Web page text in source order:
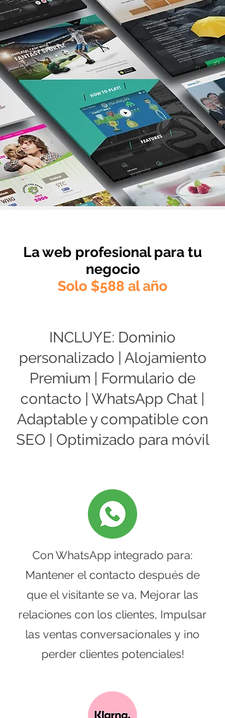
La web profesional para tu
negocio
Solo $588 al año
INCLUYE: Dominio
personalizado | Alojamiento
Premium | Formulario de
contacto | WhatsApp Chat​ |
Adaptable y compatible con
SEO | Optimizado para móvil
Con WhatsApp integrado para:
Mantener el contacto después de
que el visitante se va, Mejorar las
relaciones con los clientes, Impulsar
las ventas conversacionales y ¡no
perder clientes potenciales!